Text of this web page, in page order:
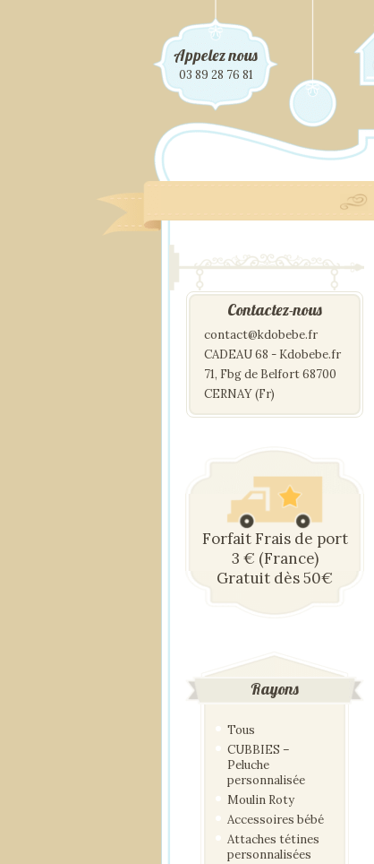
Appelez nous
03 89 28 76 81
Contactez-nous
contact@kdobebe.fr
CADEAU 68 - Kdobebe.fr
71, Fbg de Belfort 68700
CERNAY (Fr)
Forfait Frais de port
3 € (France)
Gratuit dès 50€
Rayons
Tous
CUBBIES –
Peluche
personnalisée
Moulin Roty
Accessoires bébé
Attaches tétines
personnalisées